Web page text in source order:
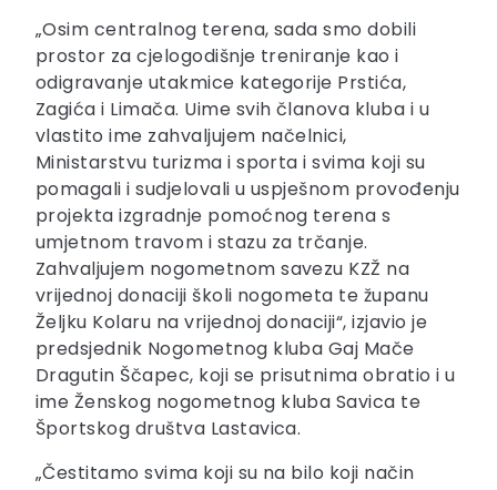
„Osim centralnog terena, sada smo dobili
prostor za cjelogodišnje treniranje kao i
odigravanje utakmice kategorije Prstića,
Zagića i Limača. Uime svih članova kluba i u
vlastito ime zahvaljujem načelnici,
Ministarstvu turizma i sporta i svima koji su
pomagali i sudjelovali u uspješnom provođenju
projekta izgradnje pomoćnog terena s
umjetnom travom i stazu za trčanje.
Zahvaljujem nogometnom savezu KZŽ na
vrijednoj donaciji školi nogometa te županu
Željku Kolaru na vrijednoj donaciji“, izjavio je
predsjednik Nogometnog kluba Gaj Mače
Dragutin Ščapec, koji se prisutnima obratio i u
ime Ženskog nogometnog kluba Savica te
Športskog društva Lastavica.
„Čestitamo svima koji su na bilo koji način